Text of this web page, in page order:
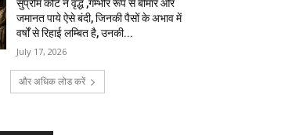
सुप्रीम कोर्ट ने वृद्ध ,गम्भीर रूप से बीमार और
जमानत पाये ऐसे बंदी, जिनकी पैसों के अभाव में
वर्षों से रिहाई लम्बित है, उनकी...
July 17, 2026
और अधिक लोड करें